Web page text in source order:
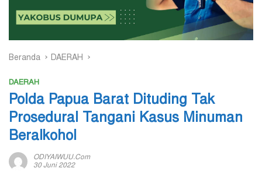
Beranda DAERAH
DAERAH
Polda Papua Barat Dituding Tak
Prosedural Tangani Kasus Minuman
Beralkohol
ODIYAIWUU.com
30 Juni 2022